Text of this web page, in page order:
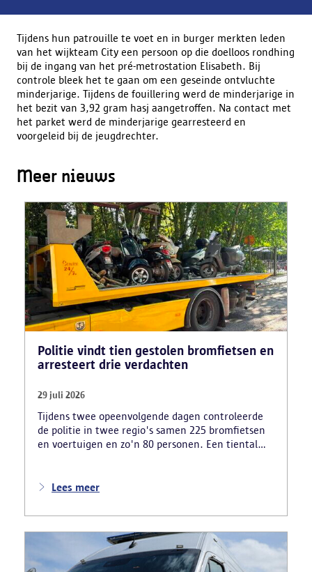
Tijdens hun patrouille te voet en in burger merkten leden
van het wijkteam City een persoon op die doelloos rondhing
bij de ingang van het pré-metrostation Elisabeth. Bij
controle bleek het te gaan om een geseinde ontvluchte
minderjarige. Tijdens de fouillering werd de minderjarige in
het bezit van 3,92 gram hasj aangetroffen. Na contact met
het parket werd de minderjarige gearresteerd en
voorgeleid bij de jeugdrechter.
Meer nieuws
Politie vindt tien gestolen bromfietsen en
arresteert drie verdachten
29 juli 2026
Tijdens twee opeenvolgende dagen controleerde
de politie in twee regio's samen 225 bromfietsen
en voertuigen en zo'n 80 personen. Een tiental
beslag genomen. Daarnaast arresteerde de politie
motorblokken en inbrekersmateriaal gevonden.
Lees meer